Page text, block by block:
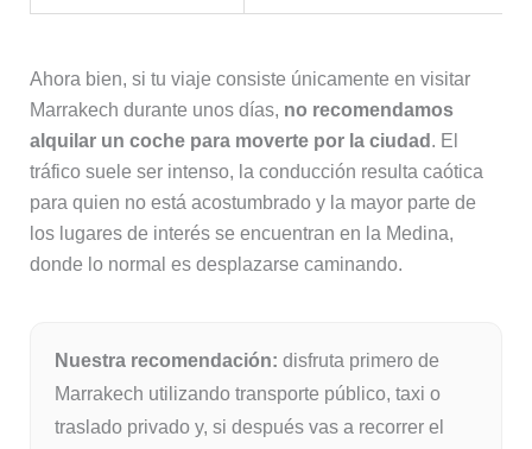
Ahora bien, si tu viaje consiste únicamente en visitar
Marrakech durante unos días, no recomendamos
alquilar un coche para moverte por la ciudad . El
tráfico suele ser intenso, la conducción resulta caótica
para quien no está acostumbrado y la mayor parte de
los lugares de interés se encuentran en la Medina,
donde lo normal es desplazarse caminando.
Nuestra recomendación: disfruta primero de
Marrakech utilizando transporte público, taxi o
traslado privado y, si después vas a recorrer el